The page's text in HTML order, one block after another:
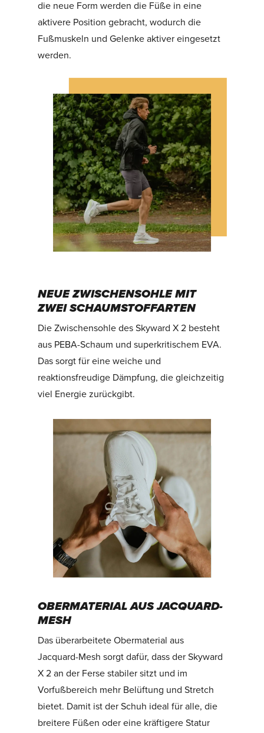
die neue Form werden die Füße in eine
aktivere Position gebracht, wodurch die
Fußmuskeln und Gelenke aktiver eingesetzt
werden.
NEUE ZWISCHENSOHLE MIT
ZWEI SCHAUMSTOFFARTEN
Die Zwischensohle des Skyward X 2 besteht
aus PEBA-Schaum und superkritischem EVA.
Das sorgt für eine weiche und
reaktionsfreudige Dämpfung, die gleichzeitig
viel Energie zurückgibt.
OBERMATERIAL AUS JACQUARD-
MESH
Das überarbeitete Obermaterial aus
Jacquard-Mesh sorgt dafür, dass der Skyward
X 2 an der Ferse stabiler sitzt und im
Vorfußbereich mehr Belüftung und Stretch
bietet. Damit ist der Schuh ideal für alle, die
breitere Füßen oder eine kräftigere Statur